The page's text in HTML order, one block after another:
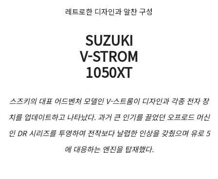
레트로한 디자인과 알찬 구성
SUZUKI
V-STROM
1050XT
스즈키의 대표 어드벤처 모델인 V-스트롬이 디자인과 각종 전자 장
치를 업데이트하고 나타났다. 과거 큰 인기를 끌었던 오프로드 머신
인 DR 시리즈를 투영하여 전작보다 날렵한 인상을 갖췄으며 유로 5
에 대응하는 엔진을 탑재했다.